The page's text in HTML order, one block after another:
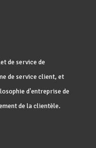
de service de
de service client, et
d'entreprise de
de la clientèle.